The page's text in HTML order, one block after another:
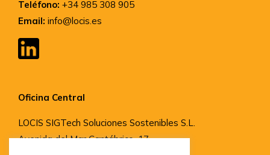
Teléfono: +34 985 308 905
Email: info@locis.es
Oficina Central
LOCIS SIGTech Soluciones Sostenibles S.L.
Avenida del Mar Cantábrico, 17,